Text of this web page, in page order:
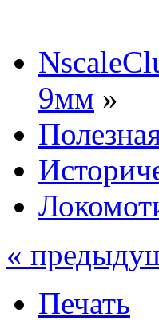
9мм »
«
Печать